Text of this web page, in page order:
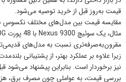
قیمت به‌روز قبل از خرید توصیه می‌شود.
مقایسه قیمت بین مدل‌های مختلف نکسوس
مقرون‌به‌صرفه‌تری نسبت به مدل‌های
زیرا علاوه بر عملکرد بهتر، از پشتیبانی
نیز برخوردار است. بنابراین پیشنهاد می‌شود
بررسی قیمت، به عواملی چون مصرف برق،